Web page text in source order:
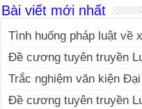
Bài viết mới nhất
Tình huống pháp luật về
Đề cương tuyên truyền
Trắc nghiệm văn kiện
Đề cương tuyên truyền